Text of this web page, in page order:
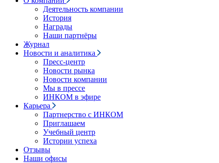
Деятельность компании
История
Награды
Наши партнёры
Журнал
Новости и аналитика
Пресс-центр
Новости рынка
Новости компании
Мы в прессе
ИНКОМ в эфире
Карьера
Партнерство с ИНКОМ
Приглашаем
Учебный центр
Истории успеха
Отзывы
Наши офисы